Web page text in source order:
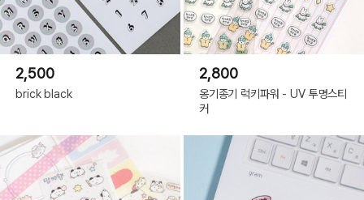
2,500
brick black
2,800
옹기종기 럭키파워 - UV 투명스티
커